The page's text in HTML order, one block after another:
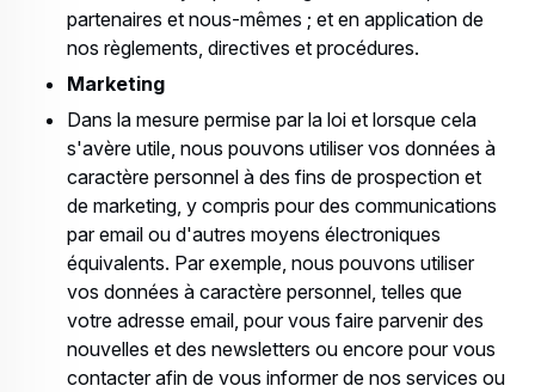
partenaires et nous-mêmes ; et en application de
nos règlements, directives et procédures.
Marketing
Dans la mesure permise par la loi et lorsque cela
s'avère utile, nous pouvons utiliser vos données à
caractère personnel à des fins de prospection et
de marketing, y compris pour des communications
par email ou d'autres moyens électroniques
équivalents. Par exemple, nous pouvons utiliser
vos données à caractère personnel, telles que
votre adresse email, pour vous faire parvenir des
nouvelles et des newsletters ou encore pour vous
contacter afin de vous informer de nos services ou